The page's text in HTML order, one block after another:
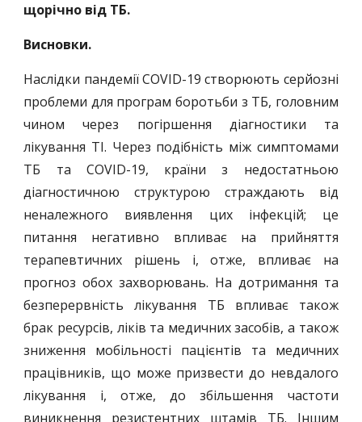
щорічно від ТБ.
Висновки.
Наслідки пандемії COVID-19 створюють серйозні
проблеми для програм боротьби з ТБ, головним
чином через погіршення діагностики та
лікування ТІ. Через подібність між симптомами
ТБ та COVID-19, країни з недостатньою
діагностичною структурою страждають від
неналежного виявлення цих інфекцій; це
питання негативно впливає на прийняття
терапевтичних рішень і, отже, впливає на
прогноз обох захворювань. На дотримання та
безперервність лікування ТБ впливає також
брак ресурсів, ліків та медичних засобів, а також
зниження мобільності пацієнтів та медичних
працівників, що може призвести до невдалого
лікування і, отже, до збільшення частоти
виникнення резистентних штамів ТБ. Іншим